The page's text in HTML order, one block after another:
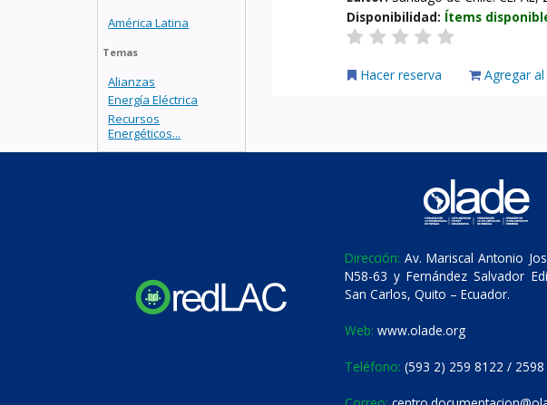
América Latina
Temas
Alianzas
Energía Eléctrica
Recursos
Energéticos...
Disponibilidad: Ítems
Hacer reserva Agregar
Dirección: Av. Mariscal Antonio
N58-63 y Fernández Salvador
San Carlos, Quito – Ecuador.
Web: www.olade.org
Teléfono: (593 2) 259 8122 / 2598